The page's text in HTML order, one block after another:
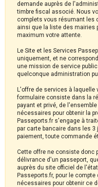
demande auprès de
timbre fiscal associé. Nous
complets vous résumant les
ainsi que la liste des mairies
maximum votre attente.
Le Site et les Services
uniquement, et ne
une mission de service
quelconque administration
L'offre de services à
formulaire consiste dans la
payant et privé, de
nécessaires pour obtenir la
Passeports.fr s'engage à
par carte bancaire dans les
paiement, toute commande
Cette offre ne consiste donc
délivrance d'un passeport,
auprès du site officiel de
Passeports.fr, pour le
nécessaires pour obtenir ce